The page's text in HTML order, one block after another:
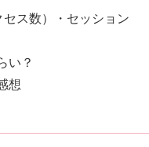
ス数）・セッション
い？
想